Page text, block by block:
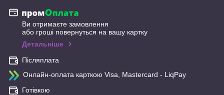
Ви отримаєте замовлення
або гроші повернуться на вашу картку
Детальніше
Післяплата
Онлайн-оплата карткою Visa, Mastercard - LiqPay
Готівкою